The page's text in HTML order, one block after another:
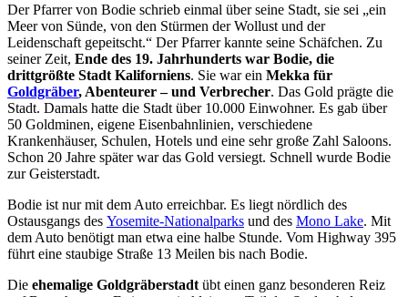
Der Pfarrer von Bodie schrieb einmal über seine Stadt, sie sei „ein
Meer von Sünde, von den Stürmen der Wollust und der
Leidenschaft gepeitscht.“ Der Pfarrer kannte seine Schäfchen. Zu
seiner Zeit, Ende des 19. Jahrhunderts war Bodie, die
drittgrößte Stadt Kaliforniens. Sie war ein Mekka für
Goldgräber, Abenteurer – und Verbrecher. Das Gold prägte die
Stadt. Damals hatte die Stadt über 10.000 Einwohner. Es gab über
50 Goldminen, eigene Eisenbahnlinien, verschiedene
Krankenhäuser, Schulen, Hotels und eine sehr große Zahl Saloons.
Schon 20 Jahre später war das Gold versiegt. Schnell wurde Bodie
zur Geisterstadt.
Bodie ist nur mit dem Auto erreichbar. Es liegt nördlich des
Ostausgangs des Yosemite-Nationalparks und des Mono Lake. Mit
dem Auto benötigt man etwa eine halbe Stunde. Vom Highway 395
führt eine staubige Straße 13 Meilen bis nach Bodie.
Die ehemalige Goldgräberstadt übt einen ganz besonderen Reiz